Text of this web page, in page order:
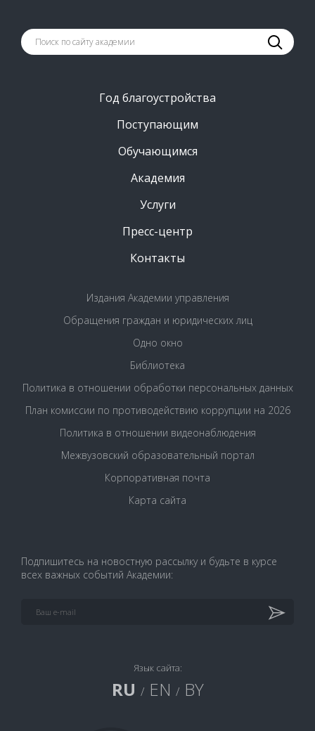
Год благоустройства
Поступающим
Обучающимся
Академия
Услуги
Пресс-центр
Контакты
Издания Академии управления
Обращения граждан и юридических лиц
Одно окно
Библиотека
Политика в отношении обработки персональных данных
План комиссии по противодействию коррупции на 2026
Политика в отношении видеонаблюдения
Межвузовский образовательный портал
Корпоративная почта
Карта сайта
Подпишитесь на новостную рассылку и будьте в курсе
всех важных событий Академии:
Язык сайта:
RU / EN / BY